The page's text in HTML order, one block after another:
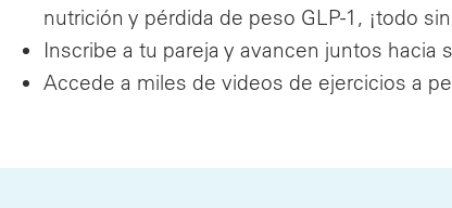
nutrición y pérdida de peso GLP-1, ¡todo
Inscribe a tu pareja y avancen juntos hacia
Accede a miles de videos de ejercicios a